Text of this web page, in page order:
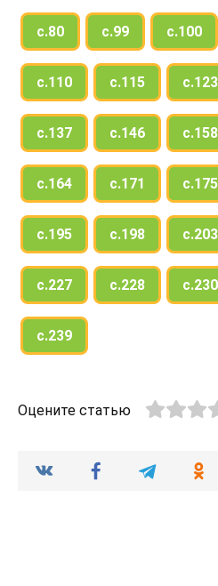
с.80 с.99 с.100
с.110 с.115 с.123
с.137 с.146 с.158
с.164 с.171 с.175
с.195 с.198 с.203
с.227 с.228 с.230
с.239
Оцените статью